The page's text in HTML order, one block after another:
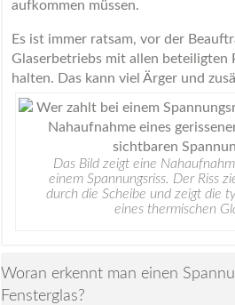
aufkommen müssen.
Es ist immer ratsam, vor der
Glaserbetriebs mit allen beteiligten
halten. Das kann viel Ärger und
Das Bild zeigt eine
einem Spannungsriss. Der Riss
durch die Scheibe und zeigt die
eines thermischen
Woran erkennt man einen
Fensterglas?